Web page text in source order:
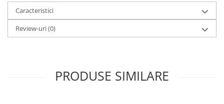
Pipe ghidon
Pedale bicicleta
Cabluri si camasi
Caracteristici
Review-uri(0)
PRODUSE SIMILARE